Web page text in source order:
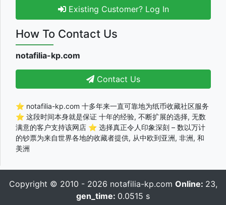
Existing Customer? Log In
How To Contact Us
notafilia-kp.com
Contact Us
⭐ notafilia-kp.com 十多年来一直可靠地为纸币收藏社区服务
⭐ 这段时间本身就是保证 十年的经验, 不断扩展的选择, 无数
满意的客户支持该网店 ⭐ 选择真正令人印象深刻 – 数以万计
的钞票为来自世界各地的收藏者提供, 从中欧到亚洲, 非洲, 和
美洲
Copyright © 2010 - 2026 notafilia-kp.com Online: 23,
gen_time: 0.0515 s